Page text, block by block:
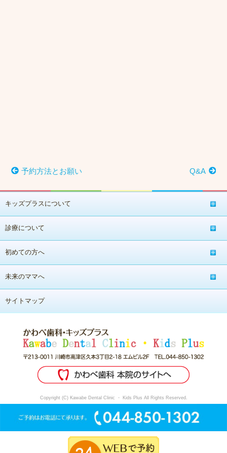
予約方法とお願い Q&A
キッズプラスについて
診療について
初めての方へ
未来のママへ
サイトマップ
Copyright (C) Kawabe Dental Clinic ・ Kids Plus All Rights Reserved.